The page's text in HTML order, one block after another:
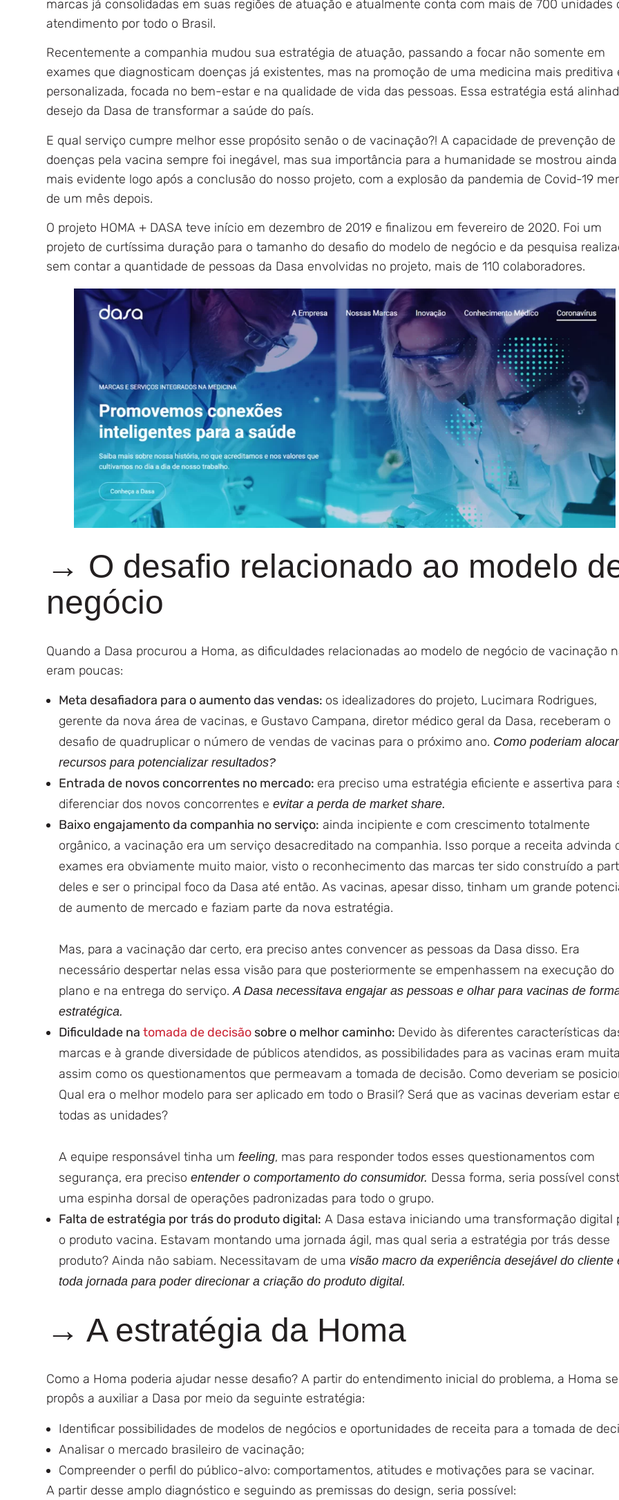
marcas já consolidadas em suas regiões de atuação e atualmente conta com mais de 700 unidades
atendimento por todo o Brasil.
Recentemente a companhia mudou sua estratégia de atuação, passando a focar não somente em
exames que diagnosticam doenças já existentes, mas na promoção de uma medicina mais preditiva
personalizada, focada no bem-estar e na qualidade de vida das pessoas. Essa estratégia está
desejo da Dasa de transformar a saúde do país.
E qual serviço cumpre melhor esse propósito senão o de vacinação?! A capacidade de prevenção de
doenças pela vacina sempre foi inegável, mas sua importância para a humanidade se mostrou ainda
mais evidente logo após a conclusão do nosso projeto, com a explosão da pandemia de Covid-19
de um mês depois.
O projeto HOMA + DASA teve início em dezembro de 2019 e finalizou em fevereiro de 2020. Foi um
projeto de curtíssima duração para o tamanho do desafio do modelo de negócio e da pesquisa
sem contar a quantidade de pessoas da Dasa envolvidas no projeto, mais de 110 colaboradores.
→ O desafio relacionado ao modelo
negócio
Quando a Dasa procurou a Homa, as dificuldades relacionadas ao modelo de negócio de vacinação
eram poucas:
Meta desafiadora para o aumento das vendas: os idealizadores do projeto, Lucimara Rodrigues,
gerente da nova área de vacinas, e Gustavo Campana, diretor médico geral da Dasa, receberam o
desafio de quadruplicar o número de vendas de vacinas para o próximo ano. Como poderiam
recursos para potencializar resultados?
Entrada de novos concorrentes no mercado: era preciso uma estratégia eficiente e assertiva para
diferenciar dos novos concorrentes eevitar a perda de market share.
Baixo engajamento da companhia no serviço: ainda incipiente e com crescimento totalmente
orgânico, a vacinação era um serviço desacreditado na companhia. Isso porque a receita advinda
exames era obviamente muito maior, visto o reconhecimento das marcas ter sido construído a
deles e ser o principal foco da Dasa até então. As vacinas, apesar disso, tinham um grande
de aumento de mercado e faziam parte da nova estratégia.
Mas, para a vacinação dar certo, era preciso antes convencer as pessoas da Dasa disso. Era
necessário despertar nelas essa visão para que posteriormente se empenhassem na execução do
plano e na entrega do serviço.A Dasa necessitava engajar as pessoas e olhar para vacinas de
estratégica.
Dificuldade na tomada de decisão sobre o melhor caminho: Devido às diferentes características
marcas e à grande diversidade de públicos atendidos, as possibilidades para as vacinas eram
assim como os questionamentos que permeavam a tomada de decisão. Como deveriam se
Qual era o melhor modelo para ser aplicado em todo o Brasil? Será que as vacinas deveriam estar
todas as unidades?
A equipe responsável tinha umfeeling, mas para responder todos esses questionamentos com
segurança, era precisoentender o comportamento do consumidor. Dessa forma, seria possível
uma espinha dorsal de operações padronizadas para todo o grupo.
Falta de estratégia por trás do produto digital: A Dasa estava iniciando uma transformação digital
o produto vacina. Estavam montando uma jornada ágil, mas qual seria a estratégia por trás desse
produto? Ainda não sabiam. Necessitavam de uma visão macro da experiência desejável do cliente
toda jornada para poder direcionar a criação do produto digital.
→ A estratégia da Homa
Como a Homa poderia ajudar nesse desafio? A partir do entendimento inicial do problema, a Homa se
propôs a auxiliar a Dasa por meio da seguinte estratégia:
Identificar possibilidades de modelos de negócios e oportunidades de receita para a tomada de
Analisar o mercado brasileiro de vacinação;
Compreender o perfil do público-alvo: comportamentos, atitudes e motivações para se vacinar.
A partir desse amplo diagnóstico e seguindo as premissas do design, seria possível: